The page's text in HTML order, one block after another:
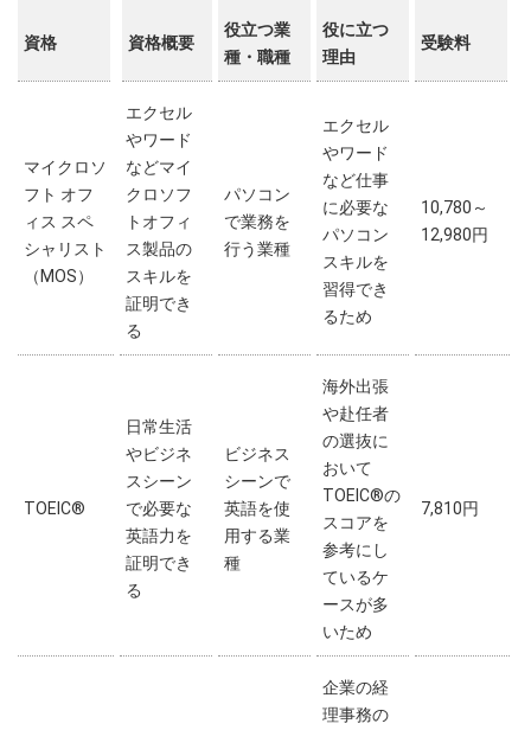
資格 資格概要
役立つ業
種・職種
役に立つ
理由
受験料
マイクロソ
フト オフ
ィス スペ
シャリスト
（MOS）
エクセル
やワード
などマイ
クロソフ
トオフィ
ス製品の
スキルを
証明でき
る
パソコン
で業務を
行う業種
エクセル
やワード
など仕事
に必要な
パソコン
スキルを
習得でき
るため
10,780～
12,980円
TOEIC®
日常生活
やビジネ
スシーン
で必要な
英語力を
証明でき
る
ビジネス
シーンで
英語を使
用する業
種
海外出張
や赴任者
の選抜に
おいて
TOEIC®の
スコアを
参考にし
ているケ
ースが多
いため
7,810円
企業の経
理事務の